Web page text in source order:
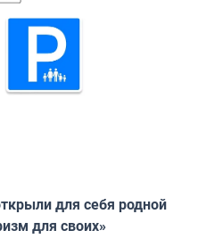
для себя родной
для своих»